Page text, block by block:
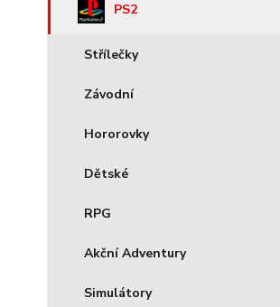
PS2
Střílečky
Závodní
Hororovky
Dětské
RPG
Akční Adventury
Simulátory